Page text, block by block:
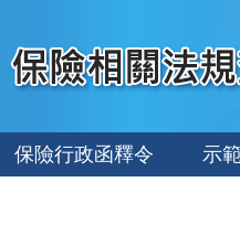
保險行政函釋令 示